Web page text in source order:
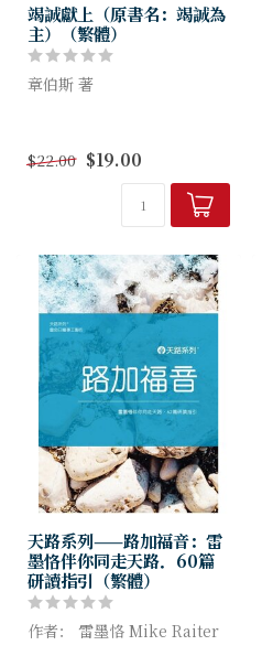
竭誠獻上（原書名：竭誠為
主）（繁體）
章伯斯 著
其逝世後，他太太把記錄她講
道信息筆記加以整理修訂，結
集成三十多本書籍。竭誠為主
$22.00 $19.00
天路系列——路加福音：雷
墨恪伴你同走天路．60篇
研讀指引（繁體）
作者： 雷墨恪 Mike Raiter